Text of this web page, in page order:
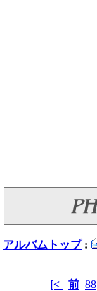
アルバムトップ:
[< 前 88